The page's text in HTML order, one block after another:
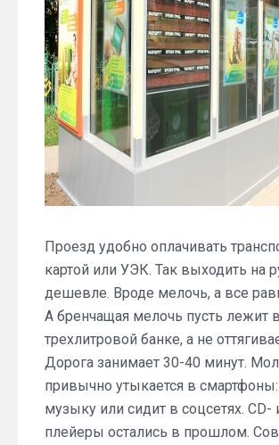
Проезд удобно оплачивать
картой или УЭК. Так выходить на
дешевле. Вроде мелочь, а все
А бренчащая мелочь пусть лежит в
трехлитровой банке, а не
Дорога занимает 30-40 минут.
привычно утыкается в
музыку или сидит в соцсетях. CD-
плейеры остались в прошлом.